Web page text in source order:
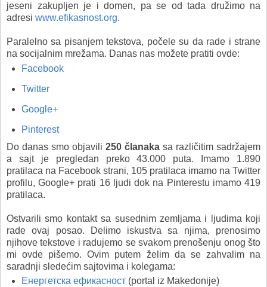
jeseni zakupljen je i domen, pa se od tada družimo na
adresi www.efikasnost.org.
Paralelno sa pisanjem tekstova, počele su da rade i strane
na socijalnim mrežama. Danas nas možete pratiti ovde:
Facebook
Twitter
Google+
Pinterest
Do danas smo objavili 250 članaka sa različitim sadržajem
a sajt je pregledan preko 43.000 puta. Imamo 1.890
pratilaca na Facebook strani, 105 pratilaca imamo na Twitter
profilu, Google+ prati 16 ljudi dok na Pinterestu imamo 419
pratilaca.
Ostvarili smo kontakt sa susednim zemljama i ljudima koji
rade ovaj posao. Delimo iskustva sa njima, prenosimo
njihove tekstove i radujemo se svakom prenošenju onog što
mi ovde pišemo. Ovim putem želim da se zahvalim na
saradnji sledećim sajtovima i kolegama:
Енергетска ефикасност(portal iz Makedonije)